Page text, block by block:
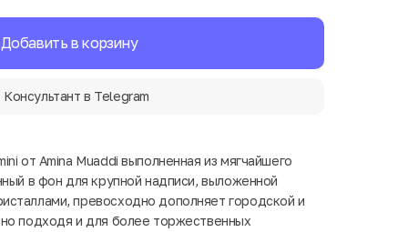
Добавить в корзину
Консультант в Telegram
от Amina Muaddi выполненная из мягчайшего
в фон для крупной надписи, выложенной
превосходно дополняет городской и
подходя и для более торжественных